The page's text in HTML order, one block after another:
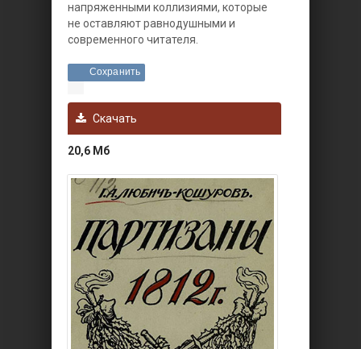
напряженными коллизиями, которые
не оставляют равнодушными и
современного читателя.
Сохранить
Скачать
20,6 Мб